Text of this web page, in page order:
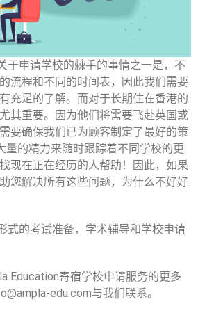
于申请学校的棘手的事情之一是，不
流程和不同的时间表，因此我们需要
充足的了解。而对于长期住在香港的
其重要。因为他们将需要飞赴英国或
要确保我们已为顾客制定了最好的策
量的精力来随时跟踪着不同学校的更
现在正在经历的人帮助！因此，如果
您解决所有这些问题，为什么不好好
式的考试准备，学术辅导和学校申请
Education寄宿学校申请服务的更多
edu.com与我们联系。